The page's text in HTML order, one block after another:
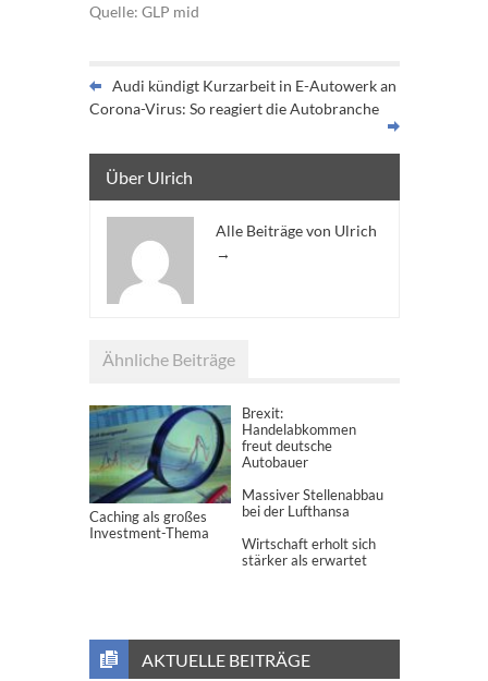
Quelle: GLP mid
Audi kündigt Kurzarbeit in E-Autowerk an
Corona-Virus: So reagiert die Autobranche
Über Ulrich
Alle Beiträge von Ulrich
→
Ähnliche Beiträge
Caching als großes
Investment-Thema
Brexit:
Handelabkommen
freut deutsche
Autobauer
Massiver Stellenabbau
bei der Lufthansa
Wirtschaft erholt sich
stärker als erwartet
AKTUELLE BEITRÄGE